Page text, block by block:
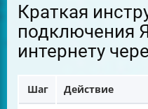
Краткая
подключения
интернету
Шаг Действие